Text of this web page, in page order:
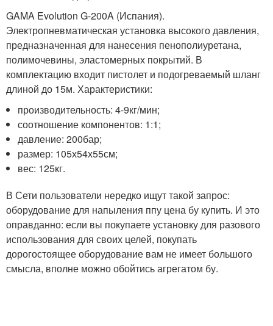
GAMA Evolution G-200A (Испания).
Электропневматическая установка высокого давления,
предназначенная для нанесения пенополиуретана,
полимочевины, эластомерных покрытий. В
комплектацию входит пистолет и подогреваемый шланг
длиной до 15м. Характеристики:
производительность: 4-9кг/мин;
соотношение компонентов: 1:1;
давление: 200бар;
размер: 105х54х55см;
вес: 125кг.
В Сети пользователи нередко ищут такой запрос:
оборудование для напыления ппу цена бу купить. И это
оправданно: если вы покупаете установку для разового
использования для своих целей, покупать
дорогостоящее оборудование вам не имеет большого
смысла, вполне можно обойтись агрегатом бу.